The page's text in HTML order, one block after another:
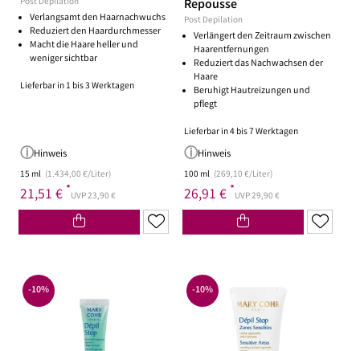
Verlangsamt den Haarnachwuchs
Reduziert den Haardurchmesser
Macht die Haare heller und
weniger sichtbar
Lieferbar in 1 bis 3 Werktagen
Hinweis
15 ml (1.434,00 €/Liter)
21,51 € *UVP 23,90 €
Repousse
Post Depilation
Verlängert den Zeitraum zwischen
Haarentfernungen
Reduziert das Nachwachsen der
Haare
Beruhigt Hautreizungen und
pflegt
Lieferbar in 4 bis 7 Werktagen
Hinweis
100 ml (269,10 €/Liter)
26,91 € *UVP 29,90 €
-10% -10%